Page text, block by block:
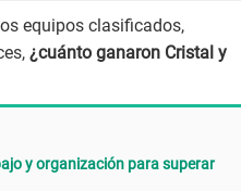
equipos clasificados,
¿cuánto ganaron Cristal y
y organización para superar